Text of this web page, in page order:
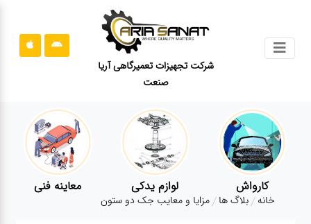
شرکت تجهیزات تعمیرگاهی آریا
صنعت
قوانین
سایت
ارتباط
کارواش لوازم یدکی معاینه فنی
خانه بلاگ ها مزایا و معایب جک دو ستون